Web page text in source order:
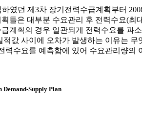
였던 제3차 장기전력수급계획부터
들은 대부분 수요관리 후 전력수요(
계획의 경우 일관되게 전력수요를 과
값 사이에 오차가 발생하는 이유는
력수요를 예측함에 있어 수요관리량의
Demand-Supply Plan